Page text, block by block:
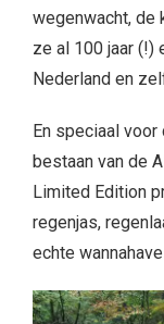
wegenwacht, de
ze al 100 jaar (!)
Nederland en
En speciaal
bestaan van de
Limited Edition
regenjas,
echte